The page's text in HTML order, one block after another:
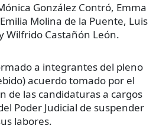
González Contró, Emma
Molina de la Puente, Luis
Wilfrido Castañón León.
a integrantes del pleno
acuerdo tomado por el
de las candidaturas a cargos
Poder Judicial de suspender
labores.